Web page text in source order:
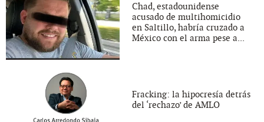
Chad, estadounidense
acusado de multihomicidio
en Saltillo, habría cruzado a
México con el arma pese a...
Fracking: la hipocresía detrás
del ‘rechazo’ de AMLO